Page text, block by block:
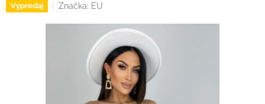
Výpredaj Značka: EU